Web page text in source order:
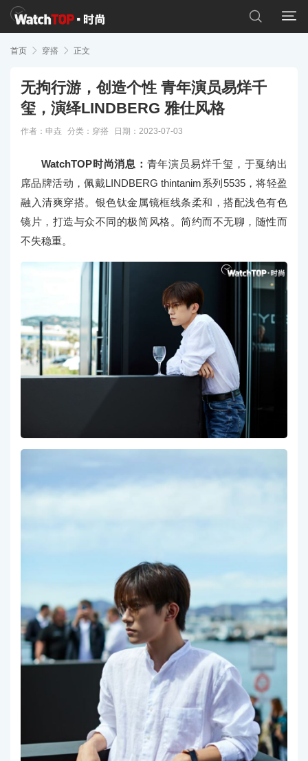


首页  穿搭  正文
无拘行游，创造个性 青年演员易烊千
玺，演绎LINDBERG 雅仕风格
作者：申垚 分类： 穿搭 日期：2023-07-03
WatchTOP时尚消息： 青年演员易烊千玺，于戛纳出
席品牌活动，佩戴LINDBERG thintanim系列5535，将轻盈
融入清爽穿搭。银色钛金属镜框线条柔和，搭配浅色有色
镜片，打造与众不同的极简风格。简约而不无聊，随性而
不失稳重。